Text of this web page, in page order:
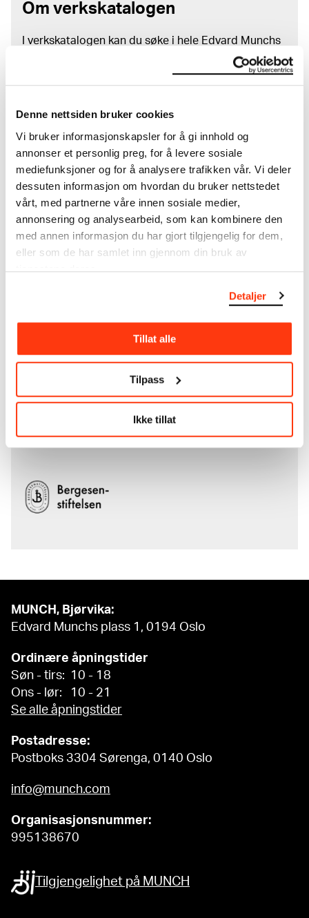
Denne nettsiden bruker cookies
Vi bruker informasjonskapsler for å gi innhold og
annonser et personlig preg, for å levere sosiale
mediefunksjoner og for å analysere trafikken vår. Vi deler
dessuten informasjon om hvordan du bruker nettstedet
vårt, med partnerne våre innen sosiale medier,
annonsering og analysearbeid, som kan kombinere den
med annen informasjon du har gjort tilgjengelig for dem,
eller som de har samlet inn gjennom din bruk av
tjenestene deres.
Detaljer
Tillat alle
Tilpass
Ikke tillat
Om verkskatalogen
I verkskatalogen kan du søke i hele Edvard Munchs
kunstnerskap. Verkskatalogen utbedres jevnlig i
samsvar med den nyeste forskningen. Vi tar
forbehold om at feil kan forekomme.
MUNCHs samling består av over 42 000 unike
museumsobjekter, inkludert nærmere 27 000 unike
kunstverk. I tillegg til den ekstraordinære samlingen
somEdvard Munch
testamenterte til Oslo
kommune i 1940, rommer museet også samlingene
til Rolf Stenersen, Amaldus Nielsen og Ludvig O.
Ravensberg.
samling
Les mer om bruk av våre avfotograferinger og
Les mer om arbeidet med å digitalisere Munchs
kunstnerskap
samling og katalogen over Edvard Munchs
komplette kunstnerskap er støttet
avBergesenstiftelsen.
MUNCH, Bjørvika:
Edvard Munchs plass 1, 0194 Oslo
Ordinære åpningstider
Søn - tirs: 10 - 18
Ons - lør: 10 - 21
Se alle åpningstider
Postadresse:
Postboks 3304 Sørenga, 0140 Oslo
info@munch.com
Organisasjonsnummer:
995138670
Tilgjengelighet på MUNCH